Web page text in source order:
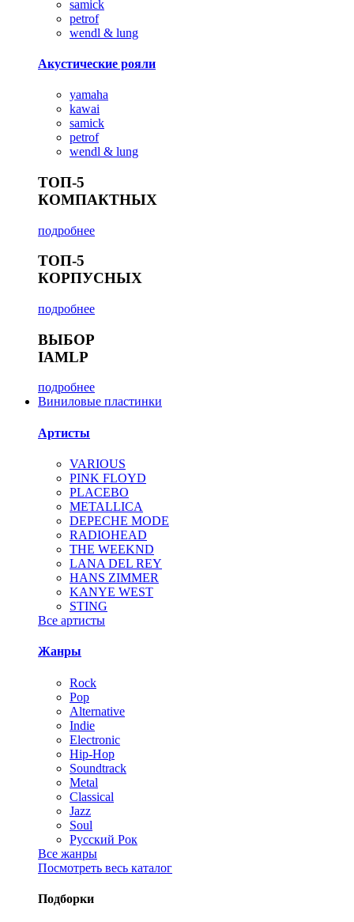
samick
petrof
wendl & lung
Акустические рояли
yamaha
kawai
samick
petrof
wendl & lung
ТОП-5
КОМПАКТНЫХ
подробнее
ТОП-5
КОРПУСНЫХ
подробнее
ВЫБОР
IAMLP
подробнее
Виниловые пластинки
Артисты
VARIOUS
PINK FLOYD
PLACEBO
METALLICA
DEPECHE MODE
RADIOHEAD
THE WEEKND
LANA DEL REY
HANS ZIMMER
KANYE WEST
STING
Все артисты
Жанры
Rock
Pop
Alternative
Indie
Electronic
Hip-Hop
Soundtrack
Metal
Classical
Jazz
Soul
Русский Рок
Все жанры
Посмотреть весь каталог
Подборки